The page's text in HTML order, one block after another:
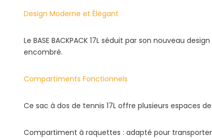
Design Moderne et Élégant
Le BASE BACKPACK 17L séduit par son nouveau
encombré.
Compartiments Fonctionnels
Ce sac à dos de tennis 17L offre plusieurs espaces
Compartiment à raquettes : adapté pour